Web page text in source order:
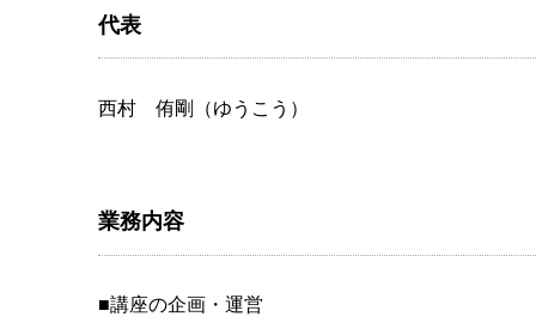
代表
西村 侑剛（ゆうこう）
業務内容
■講座の企画・運営